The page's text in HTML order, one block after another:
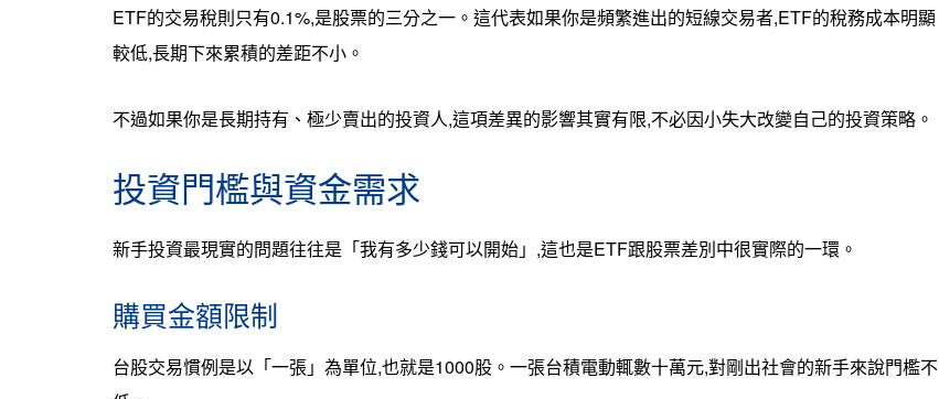
ETF的交易稅則只有0.1%,是股票的三分之一。這代表如果你是頻繁進出的短線交易者,ETF的稅務成本明顯
較低,長期下來累積的差距不小。
不過如果你是長期持有、極少賣出的投資人,這項差異的影響其實有限,不必因小失大改變自己的投資策略。
投資門檻與資金需求
新手投資最現實的問題往往是「我有多少錢可以開始」,這也是ETF跟股票差別中很實際的一環。
購買金額限制
台股交易慣例是以「一張」為單位,也就是1000股。一張台積電動輒數十萬元,對剛出社會的新手來說門檻不